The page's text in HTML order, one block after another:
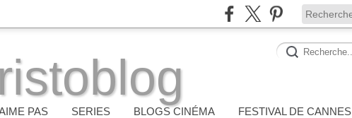
PAS SERIES BLOGS CINÉMA FESTIVAL DE CANNES